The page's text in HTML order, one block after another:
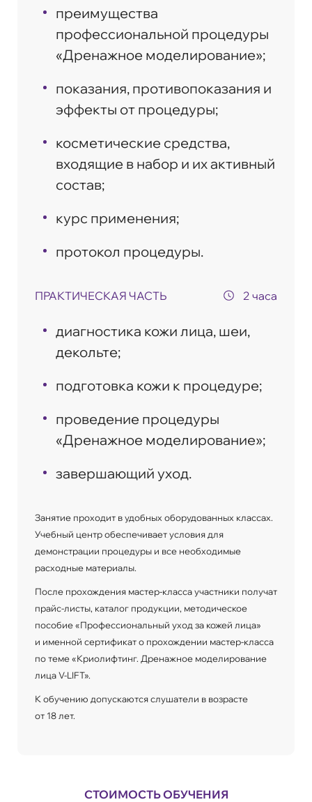
преимущества
профессиональной процедуры
«Дренажное моделирование»;
показания, противопоказания и
эффекты от процедуры;
косметические средства,
входящие в набор и их активный
состав;
курс применения;
протокол процедуры.
ПРАКТИЧЕСКАЯ ЧАСТЬ 2 часа
диагностика кожи лица, шеи,
декольте;
подготовка кожи к процедуре;
проведение процедуры
«Дренажное моделирование»;
завершающий уход.
Занятие проходит в удобных оборудованных классах.
Учебный центр обеспечивает условия для
демонстрации процедуры и все необходимые
расходные материалы.
После прохождения мастер-класса участники получат
прайс-листы, каталог продукции, методическое
пособие «Профессиональный уход за кожей лица»
и именной сертификат о прохождении мастер-класса
по теме «Криолифтинг. Дренажное моделирование
лица V-LIFT».
К обучению допускаются слушатели в возрасте
от 18 лет.
СТОИМОСТЬ ОБУЧЕНИЯ